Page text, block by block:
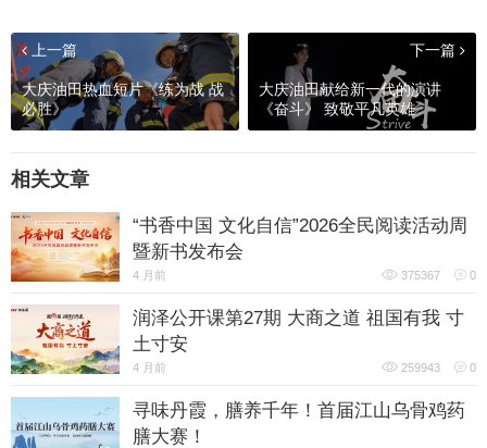
上一篇
大庆油田热血短片《练为战 战
必胜》
下一篇
大庆油田献给新一代的演讲
《奋斗》 致敬平凡英雄
相关文章
“书香中国 文化自信”2026全民阅读活动周
暨新书发布会
4 月前 375367 0
润泽公开课第27期 大商之道 祖国有我 寸
土寸安
4 月前 259943 0
寻味丹霞，膳养千年！首届江山乌骨鸡药
膳大赛！